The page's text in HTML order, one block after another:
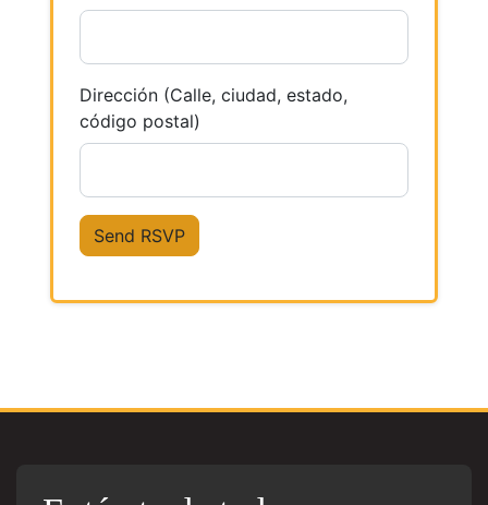
Dirección (Calle, ciudad, estado,
código postal)